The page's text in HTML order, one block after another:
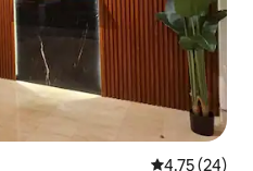
レビュー24
4.75 (24)